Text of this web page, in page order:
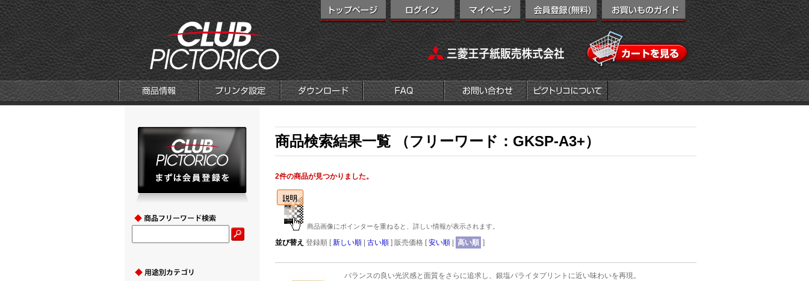
商品検索結果一覧 （フリーワード：GKSP-A3+）
2件の商品が見つかりました。
商品画像にポインターを重ねると、詳しい情報が表示されます。
並び替え 登録順 [新しい順 古い順 ] 販売価格 [安い順 高い順 ]
バランスの良い光沢感と面質をさらに追求し、銀塩バライタプリントに近い味わいを再現。